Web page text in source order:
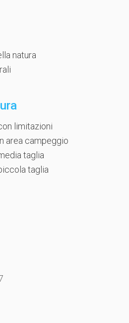
natura
limitazioni
area campeggio
taglia
taglia